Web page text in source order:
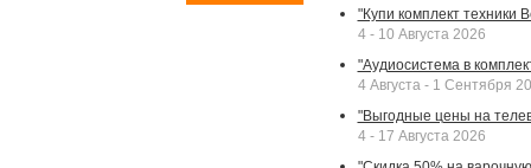
"Купи комплект техники
4 - 10 Августа 2026
"Аудиосистема в
4 Августа - 1 Сентября
"Выгодные цены на
4 - 17 Августа 2026